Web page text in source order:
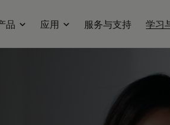
品 应用 服务与支持 学习